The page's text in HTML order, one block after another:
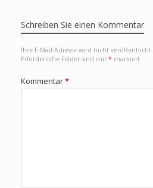
Schreiben Sie einen Kommentar
Ihre E-Mail-Adresse wird nicht veröffentlicht.
Erforderliche Felder sind mit * markiert
Kommentar*